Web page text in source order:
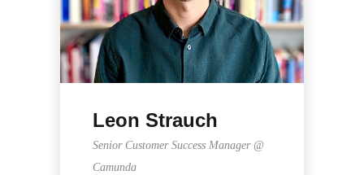
Leon Strauch
Senior Customer Success Manager @
Camunda